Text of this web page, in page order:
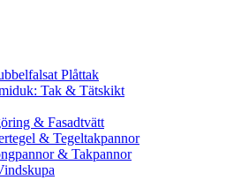
Plåttak
Tak & Tätskikt
& Fasadtvätt
& Tegeltakpannor
& Takpannor